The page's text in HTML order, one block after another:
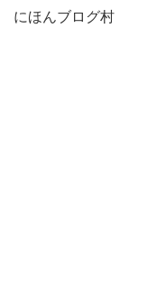
にほんブログ村